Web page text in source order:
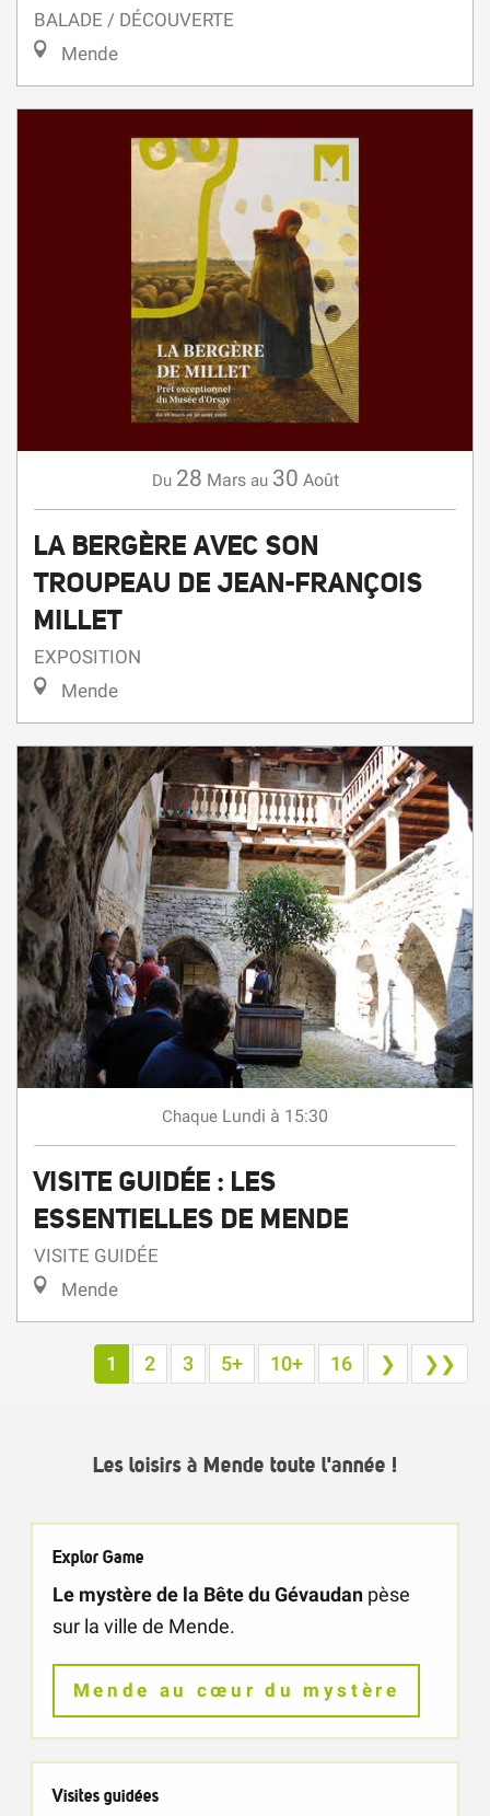
BALADE / DÉCOUVERTE
Mende
Du 28 Mars au 30 Août
LA BERGÈRE AVEC SON
TROUPEAU DE JEAN-FRANÇOIS
MILLET
EXPOSITION
Mende
Chaque Lundi à 15:30
VISITE GUIDÉE : LES
ESSENTIELLES DE MENDE
VISITE GUIDÉE
Mende
1 2 3 5+ 10+ 16 ❯ ❯❯
Les loisirs à Mende toute l'année !
Explor Game
Le mystère de la Bête du Gévaudanpèse
sur la ville de Mende.
Mende au cœur du mystère
Visites guidées